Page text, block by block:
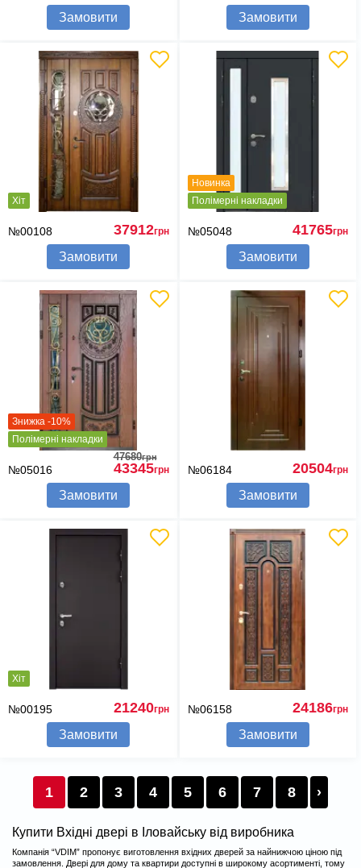
Замовити Замовити
Хіт
№00108 37912грн
Замовити
Новинка
Полімерні накладки
№05048 41765грн
Замовити
Знижка -10%
Полімерні накладки
№05016
47680грн
43345грн
Замовити
№06184 20504грн
Замовити
Хіт
№00195 21240грн
Замовити
№06158 24186грн
Замовити
1 2 3 4 5 6 7 8 ›
Купити Вхідні двері в Іловайську від виробника
Компанія “VDIM” пропонує виготовлення вхідних дверей за найнижчою ціною під
замовлення. Двері для дому та квартири доступні в широкому асортименті, тому